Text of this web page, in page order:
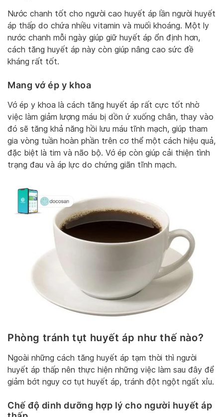
Nước chanh tốt cho người cao huyết áp lần người huyết
áp thấp do chứa nhiều vitamin và muối khoáng. Một ly
nước chanh mỗi ngày giúp giữ huyết áp ổn định hơn,
cách tăng huyết áp này còn giúp nâng cao sức đề
kháng rất tốt.
Mang vớ ép y khoa
Vớ ép y khoa là cách tăng huyết áp rất cực tốt nhờ
việc làm giảm lượng máu bị dồn ứ xuống chân, thay vào
đó sẽ tăng khả năng hồi lưu máu tĩnh mạch, giúp tham
gia vòng tuần hoàn phần trên cơ thể một cách hiệu quả,
đặc biệt là tim và não bộ. Vớ ép còn giúp cải thiện tình
trạng đau và áp lực do chứng giãn tĩnh mạch.
Phòng tránh tụt huyết áp như thế nào?
Ngoài những cách tăng huyết áp tạm thời thì người
huyết áp thấp nên thực hiện những việc làm sau đây để
giảm bớt nguy cơ tụt huyết áp, tránh đột ngột ngất xỉu.
Chế độ dinh dưỡng hợp lý cho người huyết áp